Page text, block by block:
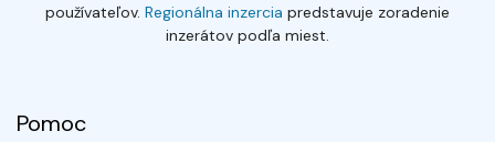
používateľov. Regionálna inzercia predstavuje zoradenie
inzerátov podľa miest.
Pomoc